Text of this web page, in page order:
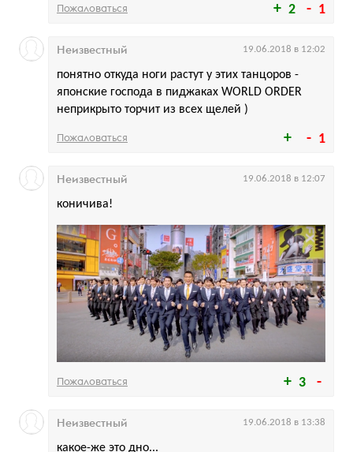
2 1
Пожаловаться
1
понятно откуда ноги растут у этих танцоров -
японские господа в пиджаках WORLD ORDER
неприкрыто торчит из всех щелей )
Неизвестный 19.06.2018 в 12:02
Пожаловаться
3
коничива!
Неизвестный 19.06.2018 в 12:07
Пожаловаться
какое-же это дно...
Неизвестный 19.06.2018 в 13:38